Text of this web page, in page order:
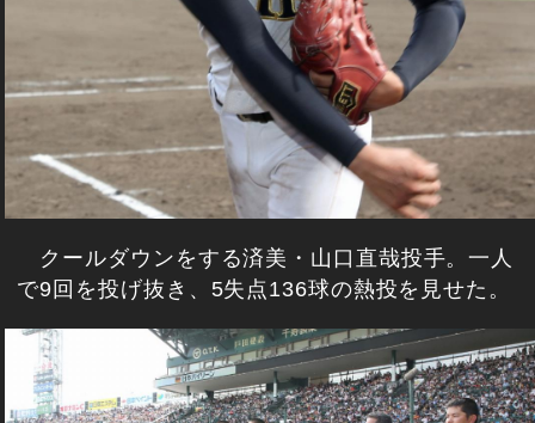
クールダウンをする済美・山口直哉投手。一人
で9回を投げ抜き、5失点136球の熱投を見せた。